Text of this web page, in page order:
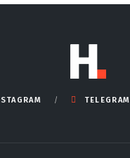
TELEGRAM